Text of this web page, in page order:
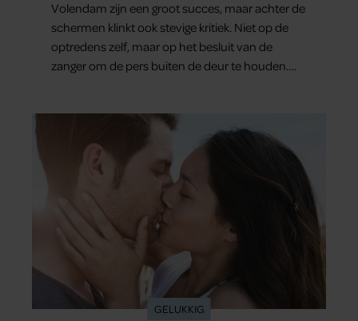
Volendam zijn een groot succes, maar achter de
schermen klinkt ook stevige kritiek. Niet op de
optredens zelf, maar op het besluit van de
zanger om de pers buiten de deur te houden.
teleurstelling. Volgens hen is Jan Smit de
afgelopen jaren steeds moeilijker bereikbaar
geworden en gunt hij de media nauwelijks nog
GELUKKIG